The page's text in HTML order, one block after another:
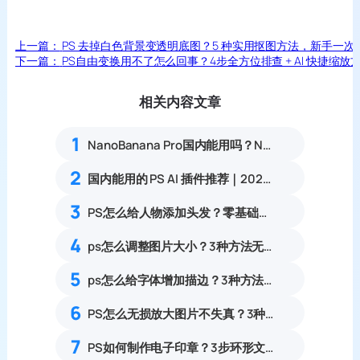
上一篇： PS 去掉白色背景变透明底图？5 种实用抠图方法，新手一次
下一篇： PS自由变换用不了怎么回事？4步全方位排查 + AI 快捷缩放
相关内容文章
1 NanoBanana Pro国内能用吗？Nano banana使用教程
2 国内能用的 PS AI 插件推荐｜2026 4款AI插件最新实测
3 PS怎么给人物添加头发？零基础合成自然补发实操教程
4 ps怎么调整图片大小？3种方法无损放大插件教程
5 ps怎么给字体增加描边？3种方法详细教程
6 PS怎么无损放大图片不失真？3种零锯齿高清放大实操教程
7 PS如何制作电子印章？3步环形文字印章设计完整步骤